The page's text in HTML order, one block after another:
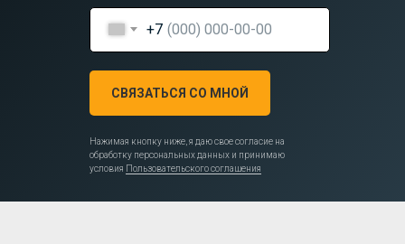
+7
СВЯЗАТЬСЯ СО МНОЙ
Нажимая кнопку ниже, я даю свое согласие на
обработку персональных данных и принимаю
условия Пользовательского соглашения